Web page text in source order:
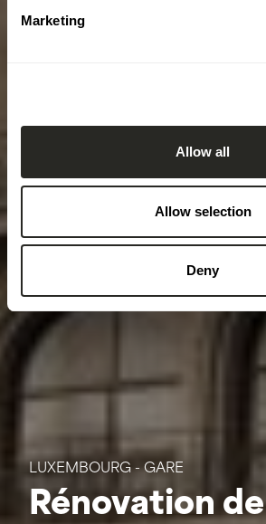
Marketing
Allow all
Allow selection
Deny
LUXEMBOURG - GARE
Rénovation de